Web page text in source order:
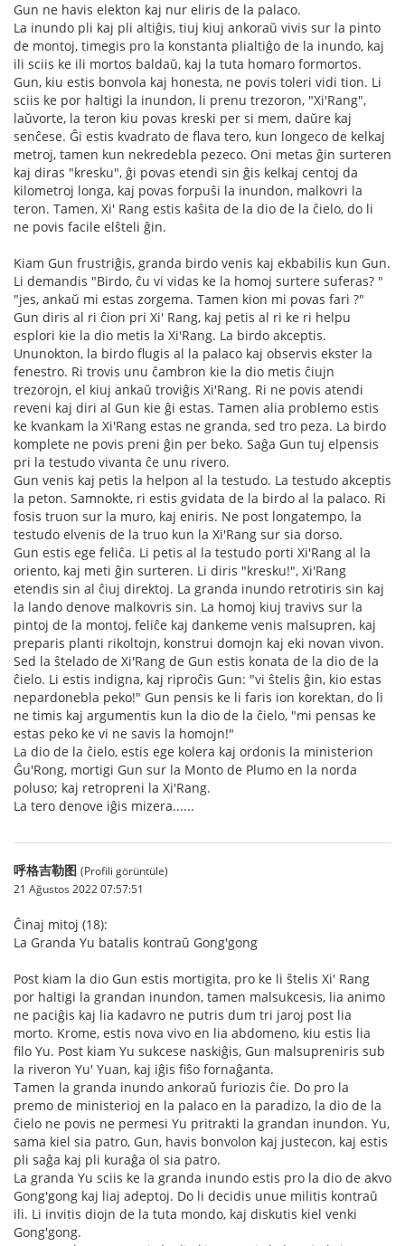
Gun ne havis elekton kaj nur eliris de la palaco.
La inundo pli kaj pli altiĝis, tiuj kiuj ankoraŭ vivis sur la pinto
de montoj, timegis pro la konstanta plialtiĝo de la inundo, kaj
ili sciis ke ili mortos baldaŭ, kaj la tuta homaro formortos.
Gun, kiu estis bonvola kaj honesta, ne povis toleri vidi tion. Li
sciis ke por haltigi la inundon, li prenu trezoron, "Xi'Rang",
laŭvorte, la teron kiu povas kreski per si mem, daŭre kaj
senĉese. Ĝi estis kvadrato de flava tero, kun longeco de kelkaj
metroj, tamen kun nekredebla pezeco. Oni metas ĝin surteren
kaj diras "kresku", ĝi povas etendi sin ĝis kelkaj centoj da
kilometroj longa, kaj povas forpuŝi la inundon, malkovri la
teron. Tamen, Xi' Rang estis kaŝita de la dio de la ĉielo, do li
ne povis facile elŝteli ĝin.
Kiam Gun frustriĝis, granda birdo venis kaj ekbabilis kun Gun.
Li demandis "Birdo, ĉu vi vidas ke la homoj surtere suferas? "
"jes, ankaŭ mi estas zorgema. Tamen kion mi povas fari ?"
Gun diris al ri ĉion pri Xi' Rang, kaj petis al ri ke ri helpu
esplori kie la dio metis la Xi'Rang. La birdo akceptis.
Ununokton, la birdo flugis al la palaco kaj observis ekster la
fenestro. Ri trovis unu ĉambron kie la dio metis ĉiujn
trezorojn, el kiuj ankaŭ troviĝis Xi'Rang. Ri ne povis atendi
reveni kaj diri al Gun kie ĝi estas. Tamen alia problemo estis
ke kvankam la Xi'Rang estas ne granda, sed tro peza. La birdo
komplete ne povis preni ĝin per beko. Saĝa Gun tuj elpensis
pri la testudo vivanta ĉe unu rivero.
Gun venis kaj petis la helpon al la testudo. La testudo akceptis
la peton. Samnokte, ri estis gvidata de la birdo al la palaco. Ri
fosis truon sur la muro, kaj eniris. Ne post longatempo, la
testudo elvenis de la truo kun la Xi'Rang sur sia dorso.
Gun estis ege feliĉa. Li petis al la testudo porti Xi'Rang al la
oriento, kaj meti ĝin surteren. Li diris "kresku!", Xi'Rang
etendis sin al ĉiuj direktoj. La granda inundo retrotiris sin kaj
la lando denove malkovris sin. La homoj kiuj travivs sur la
pintoj de la montoj, feliĉe kaj dankeme venis malsupren, kaj
preparis planti rikoltojn, konstrui domojn kaj eki novan vivon.
Sed la ŝtelado de Xi'Rang de Gun estis konata de la dio de la
ĉielo. Li estis indigna, kaj riproĉis Gun: "vi ŝtelis ĝin, kio estas
nepardonebla peko!" Gun pensis ke li faris ion korektan, do li
ne timis kaj argumentis kun la dio de la ĉielo, "mi pensas ke
estas peko ke vi ne savis la homojn!"
La dio de la ĉielo, estis ege kolera kaj ordonis la ministerion
Ĝu'Rong, mortigi Gun sur la Monto de Plumo en la norda
poluso; kaj retropreni la Xi'Rang.
La tero denove iĝis mizera......
呼格吉勒图 (Profili görüntüle)
21 Ağustos 2022 07:57:51
Ĉinaj mitoj (18):
La Granda Yu batalis kontraŭ Gong'gong
Post kiam la dio Gun estis mortigita, pro ke li ŝtelis Xi' Rang
por haltigi la grandan inundon, tamen malsukcesis, lia animo
ne paciĝis kaj lia kadavro ne putris dum tri jaroj post lia
morto. Krome, estis nova vivo en lia abdomeno, kiu estis lia
filo Yu. Post kiam Yu sukcese naskiĝis, Gun malsupreniris sub
la riveron Yu' Yuan, kaj iĝis fiŝo fornaĝanta.
Tamen la granda inundo ankoraŭ furiozis ĉie. Do pro la
premo de ministerioj en la palaco en la paradizo, la dio de la
ĉielo ne povis ne permesi Yu pritrakti la grandan inundon. Yu,
sama kiel sia patro, Gun, havis bonvolon kaj justecon, kaj estis
pli saĝa kaj pli kuraĝa ol sia patro.
La granda Yu sciis ke la granda inundo estis pro la dio de akvo
Gong'gong kaj liaj adeptoj. Do li decidis unue militis kontraŭ
ili. Li invitis diojn de la tuta mondo, kaj diskutis kiel venki
Gong'gong.